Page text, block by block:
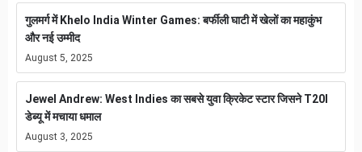
गुलमर्ग में Khelo India Winter Games: बर्फीली घाटी में खेलों का महाकुंभ
और नई उम्मीद
August 5, 2025
Jewel Andrew: West Indies का सबसे युवा क्रिकेट स्टार जिसने T20I
डेब्यू में मचाया धमाल
August 3, 2025